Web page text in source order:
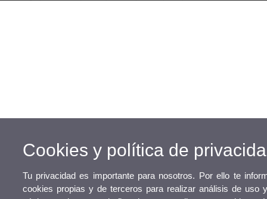
Cookies y política de
Tu privacidad es importante para nosotros. Por ello te
cookies propias y de terceros para realizar análisis de uso